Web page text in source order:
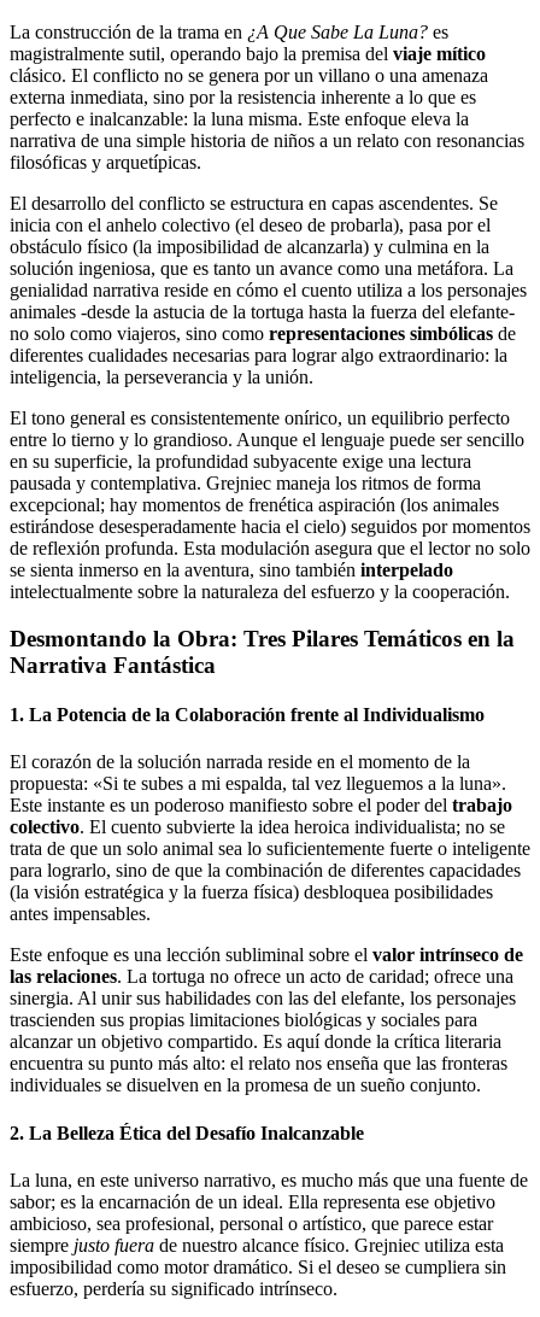
La construcción de la trama en ¿A Que Sabe La Luna? es
magistralmente sutil, operando bajo la premisa del viaje mítico
clásico. El conflicto no se genera por un villano o una amenaza
externa inmediata, sino por la resistencia inherente a lo que es
perfecto e inalcanzable: la luna misma. Este enfoque eleva la
narrativa de una simple historia de niños a un relato con resonancias
filosóficas y arquetípicas.
El desarrollo del conflicto se estructura en capas ascendentes. Se
inicia con el anhelo colectivo (el deseo de probarla), pasa por el
obstáculo físico (la imposibilidad de alcanzarla) y culmina en la
solución ingeniosa, que es tanto un avance como una metáfora. La
genialidad narrativa reside en cómo el cuento utiliza a los personajes
animales -desde la astucia de la tortuga hasta la fuerza del elefante-
no solo como viajeros, sino como representaciones simbólicas de
diferentes cualidades necesarias para lograr algo extraordinario: la
inteligencia, la perseverancia y la unión.
El tono general es consistentemente onírico, un equilibrio perfecto
entre lo tierno y lo grandioso. Aunque el lenguaje puede ser sencillo
en su superficie, la profundidad subyacente exige una lectura
pausada y contemplativa. Grejniec maneja los ritmos de forma
excepcional; hay momentos de frenética aspiración (los animales
estirándose desesperadamente hacia el cielo) seguidos por momentos
de reflexión profunda. Esta modulación asegura que el lector no solo
se sienta inmerso en la aventura, sino también interpelado
intelectualmente sobre la naturaleza del esfuerzo y la cooperación.
Desmontando la Obra: Tres Pilares Temáticos en la
Narrativa Fantástica
1. La Potencia de la Colaboración frente al Individualismo
El corazón de la solución narrada reside en el momento de la
propuesta: «Si te subes a mi espalda, tal vez lleguemos a la luna».
Este instante es un poderoso manifiesto sobre el poder del trabajo
colectivo. El cuento subvierte la idea heroica individualista; no se
trata de que un solo animal sea lo suficientemente fuerte o inteligente
para lograrlo, sino de que la combinación de diferentes capacidades
(la visión estratégica y la fuerza física) desbloquea posibilidades
antes impensables.
Este enfoque es una lección subliminal sobre el valor intrínseco de
las relaciones. La tortuga no ofrece un acto de caridad; ofrece una
sinergia. Al unir sus habilidades con las del elefante, los personajes
trascienden sus propias limitaciones biológicas y sociales para
alcanzar un objetivo compartido. Es aquí donde la crítica literaria
encuentra su punto más alto: el relato nos enseña que las fronteras
individuales se disuelven en la promesa de un sueño conjunto.
2. La Belleza Ética del Desafío Inalcanzable
La luna, en este universo narrativo, es mucho más que una fuente de
sabor; es la encarnación de un ideal. Ella representa ese objetivo
ambicioso, sea profesional, personal o artístico, que parece estar
siempre justo fuera de nuestro alcance físico. Grejniec utiliza esta
imposibilidad como motor dramático. Si el deseo se cumpliera sin
esfuerzo, perdería su significado intrínseco.